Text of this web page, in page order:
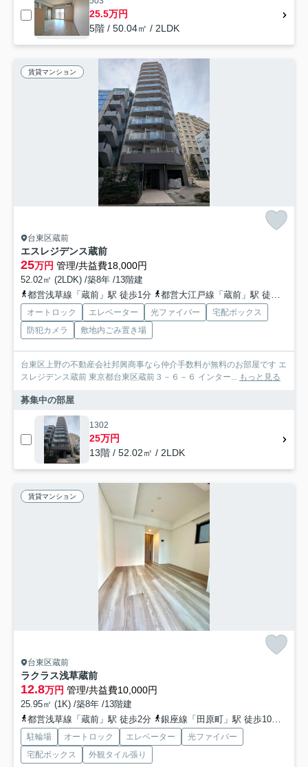
25.5万円
5階 / 50.04㎡ / 2LDK
賃貸マンション
台東区蔵前
エスレジデンス蔵前
25万円 管理/共益費18,000円
52.02㎡ (2LDK) /築8年 /13階建
都営浅草線「蔵前」駅 徒歩1分
都営大江戸線「蔵前」駅 徒歩4分
オートロック エレベーター 光ファイバー
宅配ボックス
防犯カメラ
敷地内ごみ置き場
台東区上野の不動産会社邦興商事なら仲介手数料が無料のお部屋です エ
スレジデンス蔵前 東京都台東区蔵前３－６－６ インター... もっと見る
募集中の部屋
1302
25万円
13階 / 52.02㎡ / 2LDK
賃貸マンション
台東区蔵前
ラクラス浅草蔵前
12.8万円 管理/共益費10,000円
25.95㎡ (1K) /築8年 /13階建
都営浅草線「蔵前」駅 徒歩2分
銀座線「田原町」駅 徒歩10分
駐輪場 オートロック エレベーター
光ファイバー
宅配ボックス
外観タイル張り